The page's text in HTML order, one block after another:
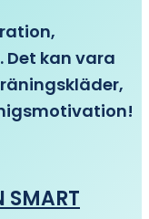
kan vara
SMART